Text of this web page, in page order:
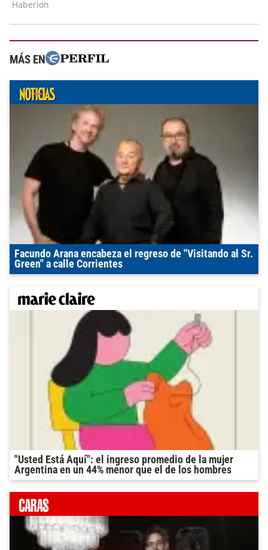
MÁS EN
Facundo Arana encabeza el regreso de "Visitando al Sr.
Green" a calle Corrientes
"Usted Está Aquí": el ingreso promedio de la mujer
Argentina en un 44% menor que el de los hombres